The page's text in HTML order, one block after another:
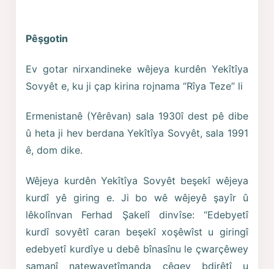
Pêşgotin
Ev gotar nirxandineke wêjeya kurdên Yekîtîya
Sovyêt e, ku ji çap kirina rojnama “Rîya Teze” li
Ermenistanê (Yêrêvan) sala 1930î dest pê dibe
û heta ji hev berdana Yekîtîya Sovyêt, sala 1991
ê, dom dike.
Wêjeya kurdên Yekîtîya Sovyêt beşekî wêjeya
kurdî yê giring e. Ji bo wê wêjeyê şayîr û
lêkolînvan Ferhad Şakelî dinvîse: “Edebyetî
kurdî sovyêtî caran beşekî xoşêwîst u giringî
edebyetî kurdîye u debê bînasînu le çwarçêwey
samanî natewayetîmanda cêgey bdirêtî u